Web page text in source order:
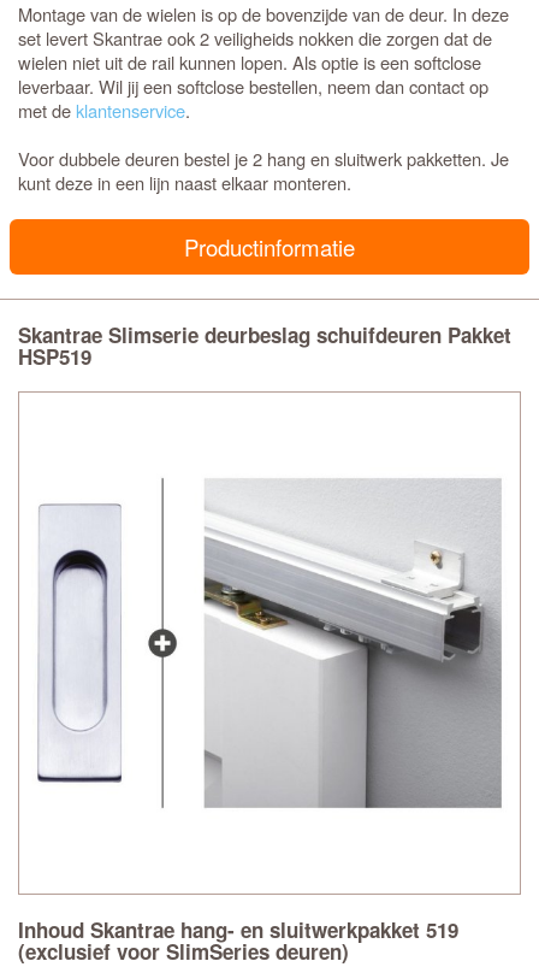
Montage van de wielen is op de bovenzijde van de deur. In deze
set levert Skantrae ook 2 veiligheids nokken die zorgen dat de
wielen niet uit de rail kunnen lopen. Als optie is een softclose
leverbaar. Wil jij een softclose bestellen, neem dan contact op
met deklantenservice.
Voor dubbele deuren bestel je 2 hang en sluitwerk pakketten. Je
kunt deze in een lijn naast elkaar monteren.
Productinformatie
Skantrae Slimserie deurbeslag schuifdeuren Pakket
HSP519
Inhoud Skantrae hang- en sluitwerkpakket 519
(exclusief voor SlimSeries deuren)